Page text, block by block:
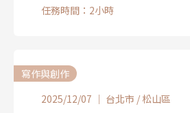
任務時間：2小時
寫作與創作
2025/12/07 ｜ 台北市 / 松山區